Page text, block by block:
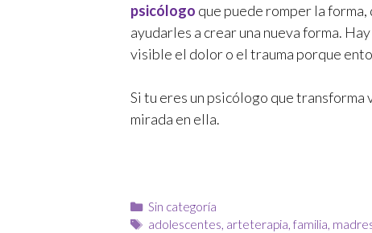
psicólogo que puede romper la
ayudarles a crear una nueva forma.
visible el dolor o el trauma porque
Si tu eres un psicólogo que
mirada en ella.
Sin categoría
adolescentes, arteterapia,familia,